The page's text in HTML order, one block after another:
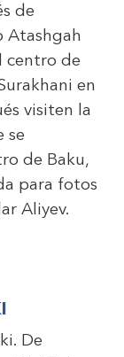
de
Atashgah
centro de
en
visiten la
se
de Baku,
para fotos
Aliyev.
De